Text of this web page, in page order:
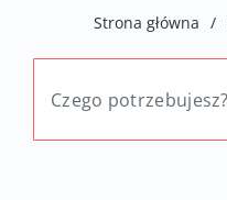
Strona główna /